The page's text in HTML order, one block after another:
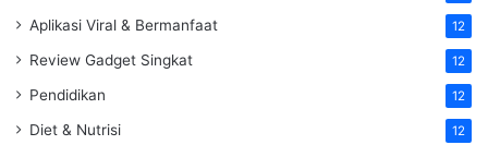
Aplikasi Viral & Bermanfaat 12
Review Gadget Singkat 12
Pendidikan 12
Diet & Nutrisi 12